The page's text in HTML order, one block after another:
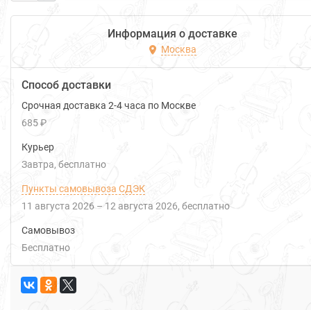
Информация о доставке
Москва
Способ доставки
Срочная доставка 2-4 часа по Москве
685 ₽
Курьер
Завтра
Бесплатно
Пункты самовывоза СДЭК
11 августа 2026 – 12 августа 2026 Бесплатно
Самовывоз
Бесплатно